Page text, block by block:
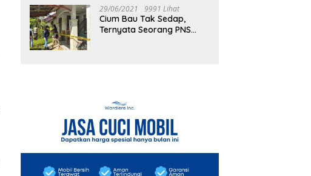
29/06/2021 9991 Lihat
Cium Bau Tak Sedap,
Ternyata Seorang PNS